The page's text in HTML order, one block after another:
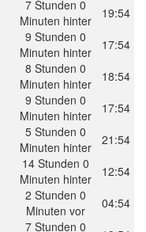
7 Stunden 0
Minuten hinter
19:54
9 Stunden 0
Minuten hinter
17:54
8 Stunden 0
Minuten hinter
18:54
9 Stunden 0
Minuten hinter
17:54
5 Stunden 0
Minuten hinter
21:54
14 Stunden 0
Minuten hinter
12:54
2 Stunden 0
Minuten vor
04:54
7 Stunden 0